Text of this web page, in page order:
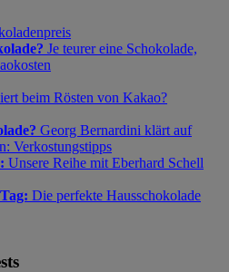
Je teurer eine Schokolade,
beim Rösten von Kakao?
Georg Bernardini klärt auf
Unsere Reihe mit Eberhard Schell
Die perfekte Hausschokolade